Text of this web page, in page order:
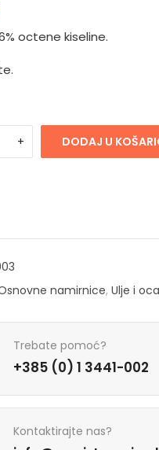
octene kiseline.
DODAJ U
namirnice, Ulje i
Trebate pomoć?
+385 (0) 1 3441-002
Kontaktirajte nas?